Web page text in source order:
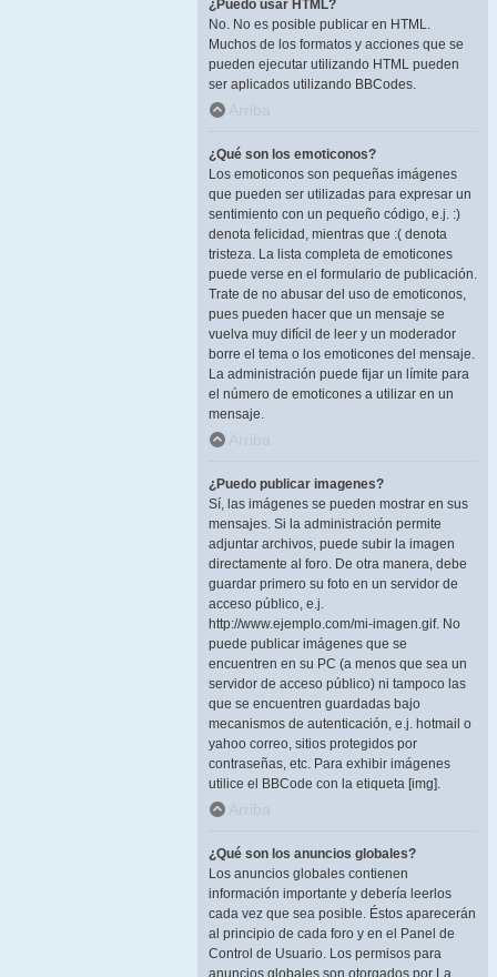
¿Puedo usar HTML?
No. No es posible publicar en HTML.
Muchos de los formatos y acciones que se
pueden ejecutar utilizando HTML pueden
ser aplicados utilizando BBCodes.
Arriba
¿Qué son los emoticonos?
Los emoticonos son pequeñas imágenes
que pueden ser utilizadas para expresar un
sentimiento con un pequeño código, e.j. :)
denota felicidad, mientras que :( denota
tristeza. La lista completa de emoticones
puede verse en el formulario de publicación.
Trate de no abusar del uso de emoticonos,
pues pueden hacer que un mensaje se
vuelva muy difícil de leer y un moderador
borre el tema o los emoticones del mensaje.
La administración puede fijar un límite para
el número de emoticones a utilizar en un
mensaje.
Arriba
¿Puedo publicar imagenes?
Sí, las imágenes se pueden mostrar en sus
mensajes. Si la administración permite
adjuntar archivos, puede subir la imagen
directamente al foro. De otra manera, debe
guardar primero su foto en un servidor de
acceso público, e.j.
http://www.ejemplo.com/mi-imagen.gif. No
puede publicar imágenes que se
encuentren en su PC (a menos que sea un
servidor de acceso público) ni tampoco las
que se encuentren guardadas bajo
mecanismos de autenticación, e.j. hotmail o
yahoo correo, sitios protegidos por
contraseñas, etc. Para exhibir imágenes
utilice el BBCode con la etiqueta [img].
Arriba
¿Qué son los anuncios globales?
Los anuncios globales contienen
información importante y debería leerlos
cada vez que sea posible. Éstos aparecerán
al principio de cada foro y en el Panel de
Control de Usuario. Los permisos para
anuncios globales son otorgados por La